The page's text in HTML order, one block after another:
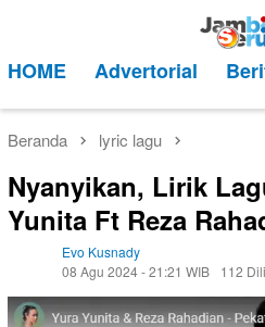
kontenMobile
HOME Advertorial
Beranda lyric lagu
Nyanyikan, Lirik
Yunita Ft Reza
Evo Kusnady
08 Agu 2024 - 21:21 WIB
112